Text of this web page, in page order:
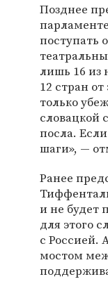
Позднее
поступать
лишь 16 из
12 стран
только
словацкой
посла.
шаги», —
Ранее
и не будет
для этого
с Россией.
мостом